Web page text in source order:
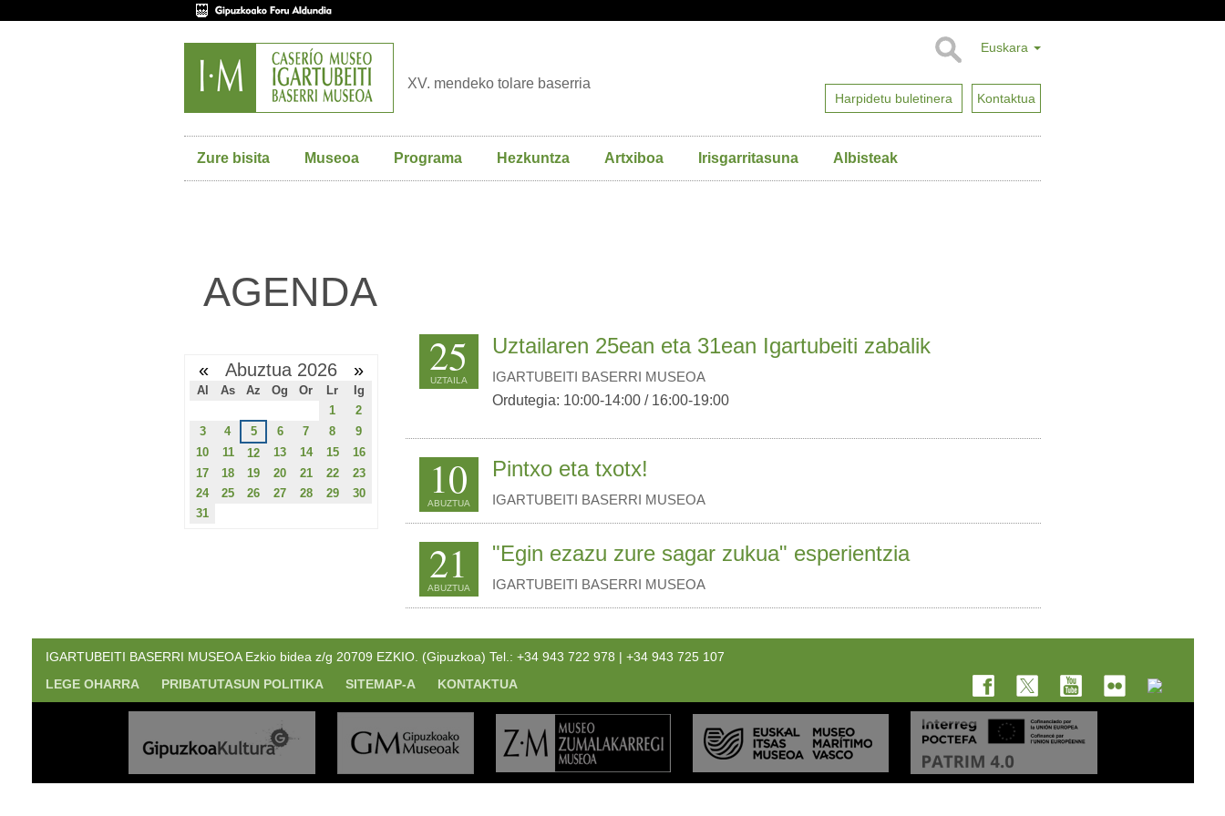
Euskara
Harpidetu buletinera Kontaktua
XV. mendeko tolare baserria
Zure bisita Museoa Programa Hezkuntza Artxiboa Irisgarritasuna Albisteak
AGENDA
25
UZTAILA
Uztailaren 25ean eta 31ean Igartubeiti zabalik
IGARTUBEITI BASERRI MUSEOA
Ordutegia: 10:00-14:00 / 16:00-19:00
10
ABUZTUA
Pintxo eta txotx!
IGARTUBEITI BASERRI MUSEOA
21
ABUZTUA
"Egin ezazu zure sagar zukua" esperientzia
IGARTUBEITI BASERRI MUSEOA
« Abuztua 2026 »
Al As Az Og Or Lr
Ig
1
2
3
4 5 6 7 8
9
10
11 12 13 14 15
16
17
18 19 20 21 22
23
24
25 26 27 28 29
30
31
IGARTUBEITI BASERRI MUSEOA Ezkio bidea z/g 20709 EZKIO. (Gipuzkoa) Tel.: +34 943 722 978 | +34 943 725 107
LEGE OHARRA
PRIBATUTASUN POLITIKA SITEMAP-A KONTAKTUA